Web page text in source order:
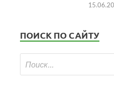
ПОИСК ПО САЙТУ